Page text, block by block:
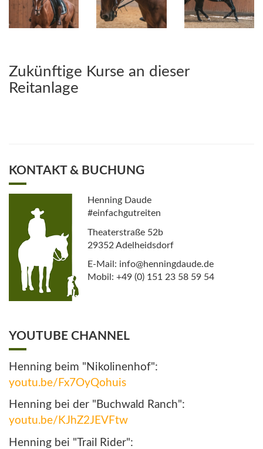
Zukünftige Kurse an dieser
Reitanlage
KONTAKT & BUCHUNG
Henning Daude
#einfachgutreiten
Theaterstraße 52b
29352 Adelheidsdorf
E-Mail: info@henningdaude.de
Mobil: +49 (0) 151 23 58 59 54
YOUTUBE CHANNEL
Henning beim "Nikolinenhof":
youtu.be/Fx7OyQohuis
Henning bei der "Buchwald Ranch":
youtu.be/KJhZ2JEVFtw
Henning bei "Trail Rider":